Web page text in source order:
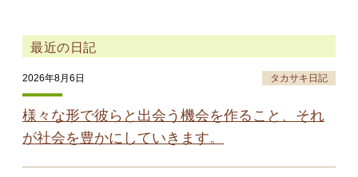
最近の日記
2026年8月6日 タカサキ日記
様々な形で彼らと出会う機会を作ること、それ
が社会を豊かにしていきます。